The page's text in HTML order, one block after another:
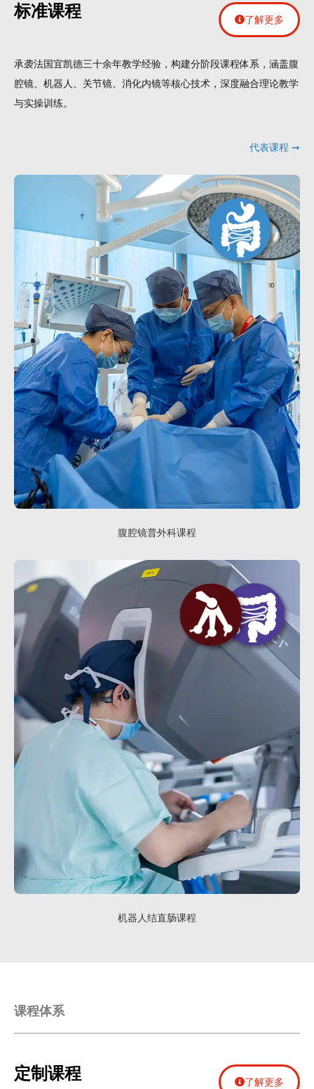
标准课程 了解更多
承袭法国宜凯德三十余年教学经验，构建分阶段课程体系，涵盖腹
腔镜、机器人、关节镜、消化内镜等核心技术，深度融合理论教学
与实操训练。
代表课程 ➞
腹腔镜普外科课程
机器人结直肠课程
课程体系
定制课程 了解更多